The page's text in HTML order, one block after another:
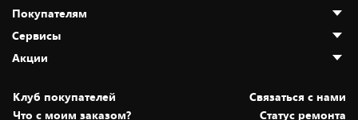
О нас
Адреса магазинов
Новости
Статьи и обзоры
Вакансии
Покупателям
Как сделать заказ
Оплата и доставка
Безналичный расчёт
Обмен и возврат товара
Сервисы
Установка техники
Для игровых консолей
Акции
Скидки и промокоды
Белорусские товары
Клуб покупателей
Cвязаться с нами
Что с моим заказом?
Статус ремонта